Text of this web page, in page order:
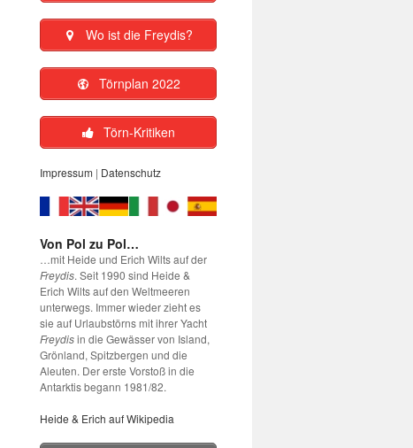
Wo ist die Freydis?
Törnplan 2022
Törn-Kritiken
Impressum | Datenschutz
Von Pol zu Pol…
…mit Heide und Erich Wilts auf der
Freydis. Seit 1990 sind Heide &
Erich Wilts auf den Weltmeeren
unterwegs. Immer wieder zieht es
sie auf Urlaubstörns mit ihrer Yacht
Freydisin die Gewässer von Island,
Grönland, Spitzbergen und die
Aleuten. Der erste Vorstoß in die
Antarktis begann 1981/82.
Heide & Erich auf Wikipedia